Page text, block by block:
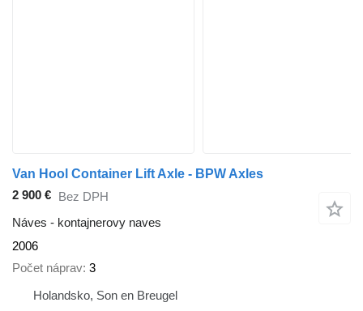
Van Hool Container Lift Axle - BPW Axles
2 900 € Bez DPH
Náves - kontajnerovy naves
2006
Počet náprav 3
Holandsko, Son en Breugel